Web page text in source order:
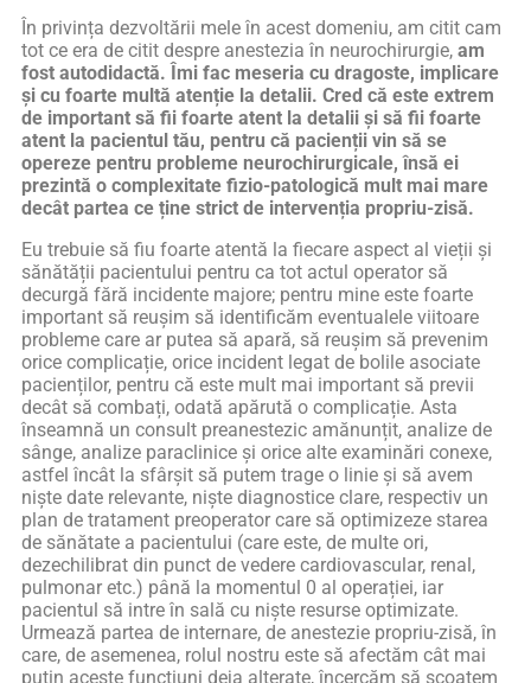
În privința dezvoltării mele în acest domeniu, am citit cam
tot ce era de citit despre anestezia în neurochirurgie, am
fost autodidactă. Îmi fac meseria cu dragoste, implicare
și cu foarte multă atenție la detalii. Cred că este extrem
de important să fii foarte atent la detalii și să fii foarte
atent la pacientul tău, pentru că pacienții vin să se
opereze pentru probleme neurochirurgicale, însă ei
prezintă o complexitate fizio-patologică mult mai mare
decât partea ce ține strict de intervenția propriu-zisă.
Eu trebuie să fiu foarte atentă la fiecare aspect al vieții și
sănătății pacientului pentru ca tot actul operator să
decurgă fără incidente majore; pentru mine este foarte
important să reușim să identificăm eventualele viitoare
probleme care ar putea să apară, să reușim să prevenim
orice complicație, orice incident legat de bolile asociate
pacienților, pentru că este mult mai important să previi
decât să combați, odată apărută o complicație. Asta
înseamnă un consult preanestezic amănunțit, analize de
sânge, analize paraclinice și orice alte examinări conexe,
astfel încât la sfârșit să putem trage o linie și să avem
niște date relevante, niște diagnostice clare, respectiv un
plan de tratament preoperator care să optimizeze starea
de sănătate a pacientului (care este, de multe ori,
dezechilibrat din punct de vedere cardiovascular, renal,
pulmonar etc.) până la momentul 0 al operației, iar
pacientul să intre în sală cu niște resurse optimizate.
Urmează partea de internare, de anestezie propriu-zisă, în
care, de asemenea, rolul nostru este să afectăm cât mai
puțin aceste funcțiuni deja alterate, încercăm să scoatem